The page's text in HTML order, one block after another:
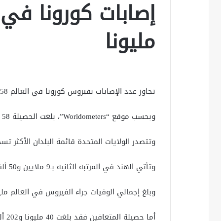
مليونا
تجاوز عدد الإصابات بفيروس كورونا في العالم 58 مليونا، ظهر السبت.
وبحسب موقع “Worldometers”، بلغت الحصيلة 58 مليونا و20 ألفا و534.
وتتصدر الولايات المتحدة قائمة البلدان الأكثر تسجيلا للإصابات
وتأتي الهند في المرتبة الثانية بـ9 ملايين و50 ألفا و613، والبرازيل ثالثا بـ6 ملايين و20 ألفا و164.
وبلغ إجمالي الوفيات جراء الفيروس في العالم مليونا و379
أما حصيلة المتعافين فقد بلغت 40 مليونا و202 ألف و477.